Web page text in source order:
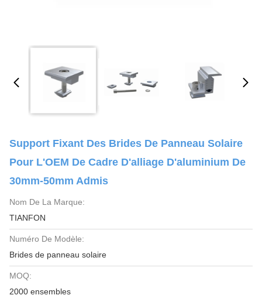
Support Fixant Des Brides De Panneau Solaire
Pour L'OEM De Cadre D'alliage D'aluminium De
30mm-50mm Admis
Nom De La Marque:
TIANFON
Numéro De Modèle:
Brides de panneau solaire
MOQ:
2000 ensembles